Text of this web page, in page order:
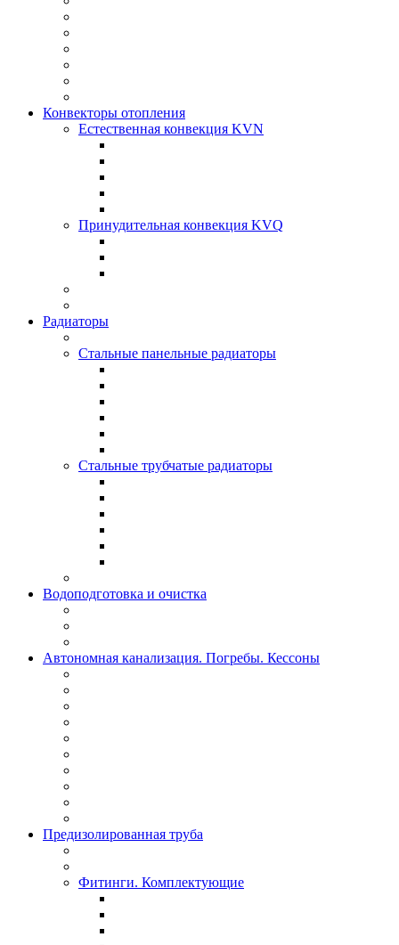
Конвекторы отопления
Естественная конвекция KVN
Принудительная конвекция KVQ
Радиаторы
Стальные панельные радиаторы
Стальные трубчатые радиаторы
Водоподготовка и очистка
Автономная канализация. Погребы. Кессоны
Предизолированная труба
Фитинги. Комплектующие